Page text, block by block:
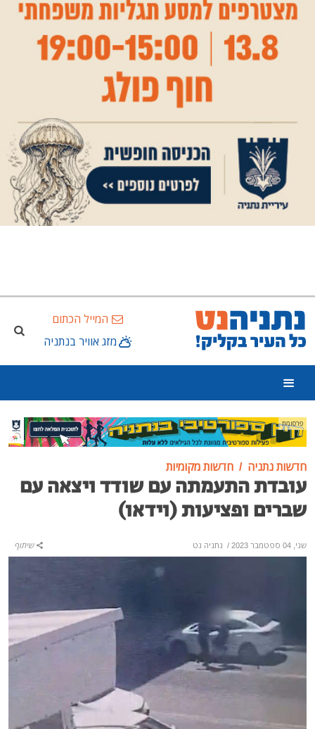
המייל הכתום
מזג אוויר בנתניה
פרסומת
חדשות נתניה חדשות מקומיות
עובדת התעמתה עם שודד ויצאה עם
שברים ופציעות (וידאו)
שני, 04 ספטמבר 2023 / נתניה נט שיתוף